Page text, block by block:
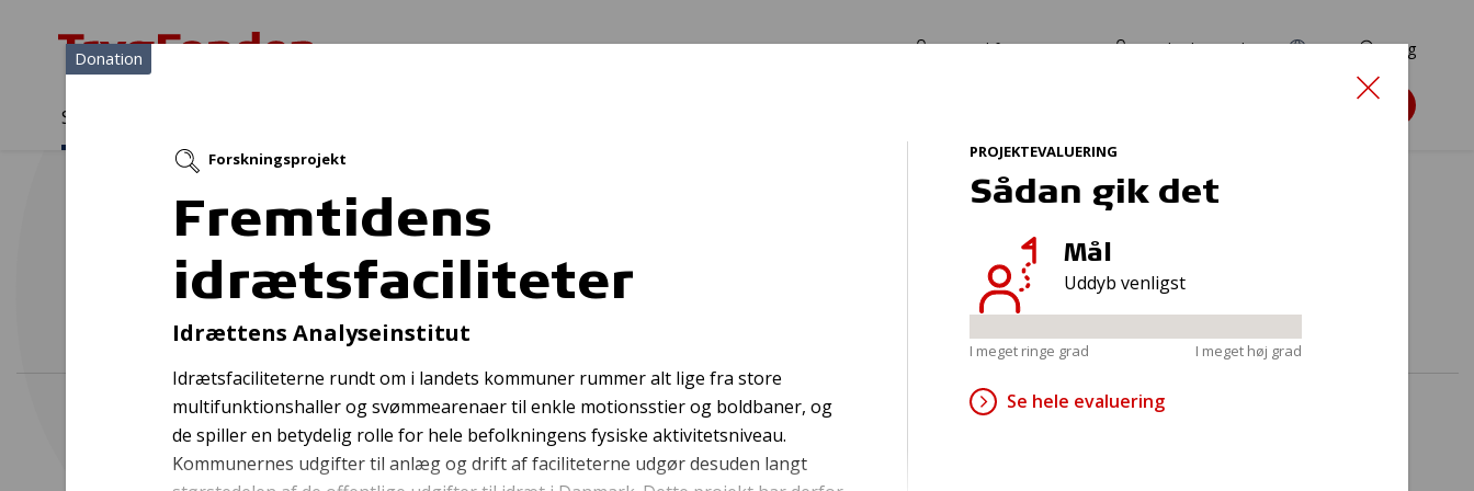
Log ind for ansøgere TryghedsPortalen EN Søg
Sådan støtter vi
Søg støtte
Projekter og donationer
Terapi - Pårørende grupper
Donation
Forskningsprojekt
Fremtidens
idrætsfaciliteter
Idrættens Analyseinstitut
Idrætsfaciliteterne rundt om i landets kommuner rummer alt lige fra store
multifunktionshaller og svømmearenaer til enkle motionsstier og boldbaner, og
de spiller en betydelig rolle for hele befolkningens fysiske aktivitetsniveau.
Kommunernes udgifter til anlæg og drift af faciliteterne udgør desuden langt
PROJEKTEVALUERING
Sådan gik det
Mål
Uddyb venligst
I meget ringe grad I meget høj grad
Se hele evaluering